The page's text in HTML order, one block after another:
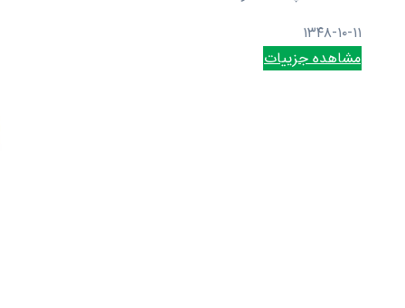
۱۳۴۸-۱۰-۱۱
مشاهده جزییات